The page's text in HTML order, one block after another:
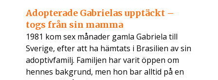
Adopterade Gabrielas upptäckt –
togs från sin mamma
1981 kom sex månader gamla Gabriela till
Sverige, efter att ha hämtats i Brasilien av sin
adoptivfamilj. Familjen har varit öppen om
hennes bakgrund, men hon bar alltid på en